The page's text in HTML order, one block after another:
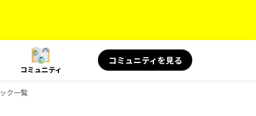
コミュニティ
コミュニティを見る
ク一覧